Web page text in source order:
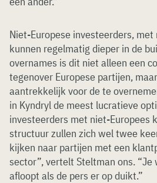
Niet-Europese investeerders,
kunnen regelmatig dieper in de
overnames is dit niet alleen een
tegenover Europese partijen,
aantrekkelijk voor de te
in Kyndryl de meest lucratieve
investeerders met niet-Europees
structuur zullen zich wel twee
kijken naar partijen met een
sector”, vertelt Steltman ons.
afloopt als de pers er op duikt.”